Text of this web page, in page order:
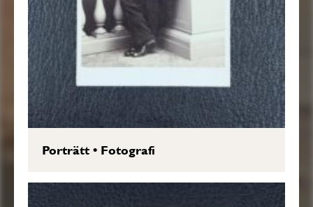
Porträtt• Fotografi